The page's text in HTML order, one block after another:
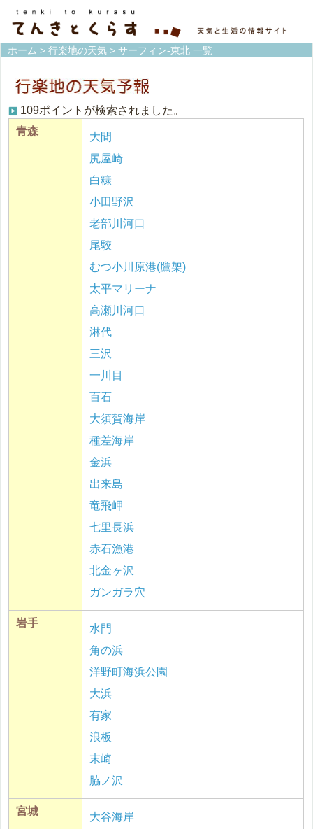
ホーム > 行楽地の天気 > サーフィン-東北 一覧
109ポイントが検索されました。
青森
大間
尻屋崎
白糠
小田野沢
老部川河口
尾駮
むつ小川原港(鷹架)
太平マリーナ
高瀬川河口
淋代
三沢
一川目
百石
大須賀海岸
種差海岸
金浜
出来島
竜飛岬
七里長浜
赤石漁港
北金ヶ沢
ガンガラ穴
岩手
水門
角の浜
洋野町海浜公園
大浜
有家
浪板
末崎
脇ノ沢
宮城
大谷海岸